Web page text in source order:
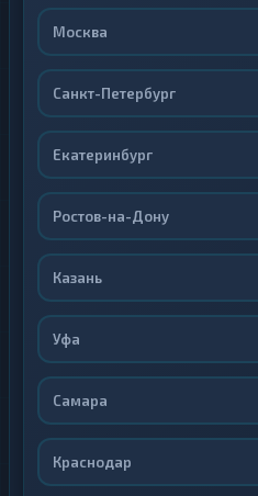
Москва
Санкт-Петербург
Екатеринбург
Ростов-на-Дону
Казань
Уфа
Самара
Краснодар